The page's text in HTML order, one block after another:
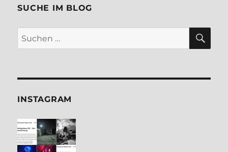
SUCHE IM BLOG
Suchen
nach:
INSTA­GRAM